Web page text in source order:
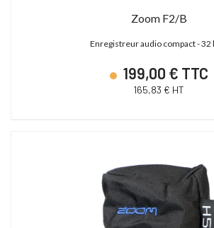
Zoom F2/B
Enregistreur audio compact - 32
199,00 € TTC
165,83 € HT